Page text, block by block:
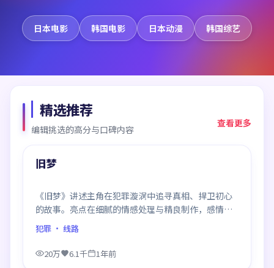
日本电影 韩国电影 日本动漫 韩国综艺
精选推荐
编辑挑选的高分与口碑内容
查看更多
精选
99:42
旧梦
《旧梦》讲述主角在犯罪漩涡中追寻真相、捍卫初心
的故事。亮点在细腻的情感处理与精良制作，感情戏
与动作戏比例平衡，节奏舒服。
犯罪 · 线路
20万 6.1千 1年前